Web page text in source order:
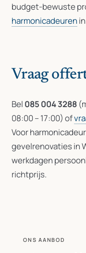
budget-bewuste
harmonicadeuren
Vraag
Bel 085 004 3288
08:00 – 17:00) of
Voor
gevelrenovaties in
werkdagen
richtprijs.
ONS AANBOD